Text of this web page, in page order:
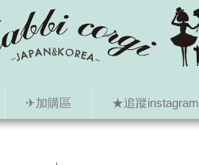
✈加購區 ★追蹤instagram